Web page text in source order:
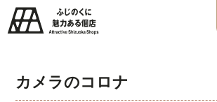
カメラのコロナ